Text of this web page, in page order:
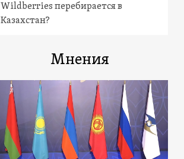
Wildberries перебирается в
Казахстан?
Мнения